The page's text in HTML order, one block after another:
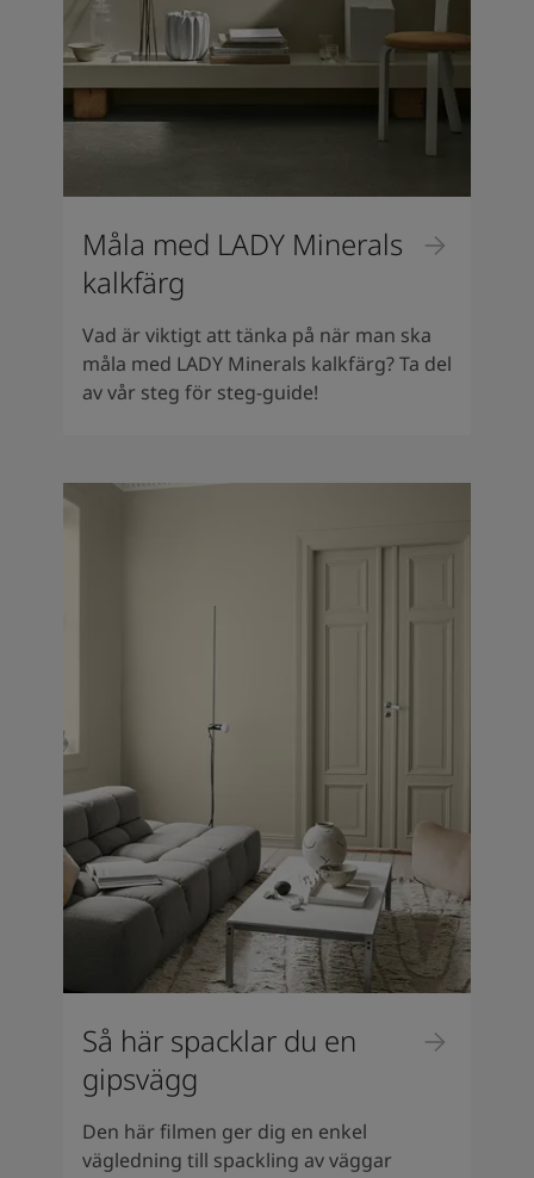
Måla med LADY Minerals
kalkfärg
Vad är viktigt att tänka på när man ska
måla med LADY Minerals kalkfärg? Ta del
av vår steg för steg-guide!
Så här spacklar du en
gipsvägg
Den här filmen ger dig en enkel
vägledning till spackling av väggar